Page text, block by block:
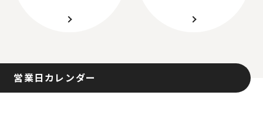
営業日カレンダー